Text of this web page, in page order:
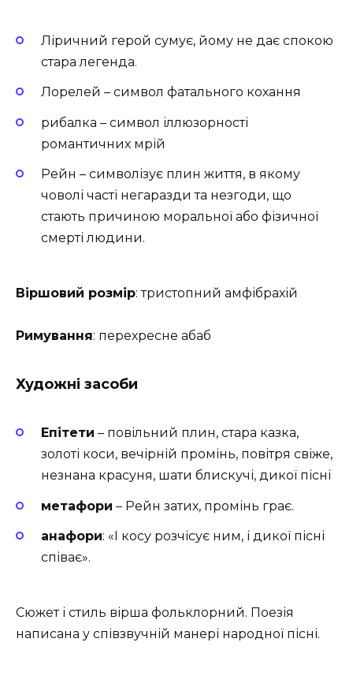
Ліричний герой сумує, йому не дає спокою
стара легенда.
Лорелей – символ фатального кохання
рибалка – символ іллюзорності
романтичних мрій
Рейн – символізує плин життя, в якому
човолі часті негаразди та незгоди, що
стають причиною моральної або фізичної
смерті людини.
Віршовий розмір: тристопний амфібрахій
Римування: перехресне абаб
Художні засоби
Епітети – повільний плин, стара казка,
золоті коси, вечірній промінь, повітря свіже,
незнана красуня, шати блискучі, дикої пісні
метафори – Рейн затих, промінь грає.
анафори: «І косу розчісує ним, і дикої пісні
співає».
Сюжет і стиль вірша фольклорний. Поезія
написана у співзвучній манері народної пісні.